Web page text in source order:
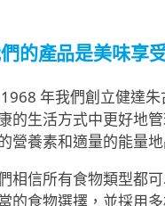
的產品是美味享
年我們創立健達
的生活方式中更好地
營養素和適量的能量
相信所有食物類型都
的食物選擇，並採用